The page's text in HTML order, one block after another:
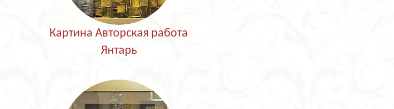
Картина Авторская работа
Янтарь